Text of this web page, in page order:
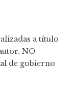
a título
NO
de gobierno